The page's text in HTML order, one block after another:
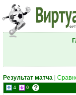
Результат матча
4 0